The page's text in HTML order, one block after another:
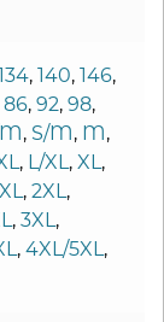
, 140, 146,
86, 92, 98,
, S/M, M,
, L/XL, XL,
, 2XL,
, 3XL,
, 4XL/5XL,